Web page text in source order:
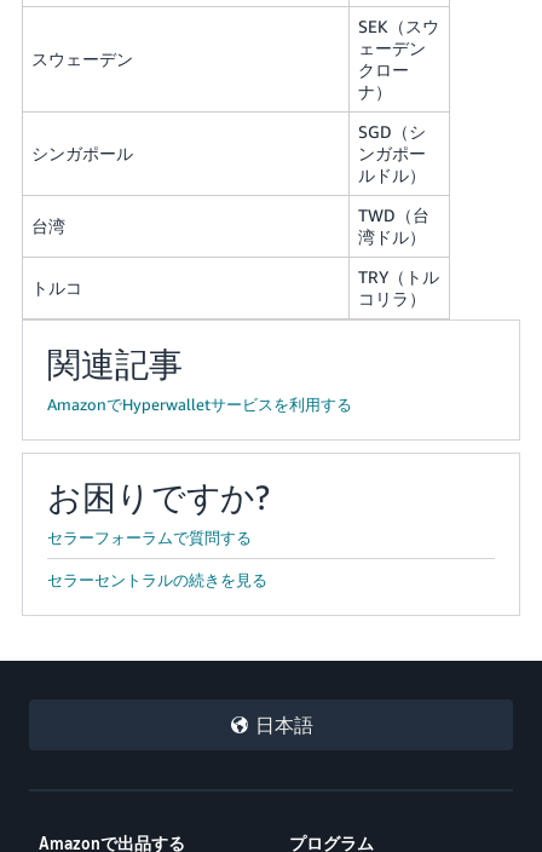
スウェーデン
SEK（スウ
ェーデン
クロー
ナ）
シンガポール
SGD（シ
ンガポー
ルドル）
台湾
TWD（台
湾ドル）
トルコ
TRY（トル
コリラ）
関連記事
AmazonでHyperwalletサービスを利用する
お困りですか?
セラーフォーラムで質問する
セラーセントラルの続きを見る
日本語
Amazonで出品する プログラム